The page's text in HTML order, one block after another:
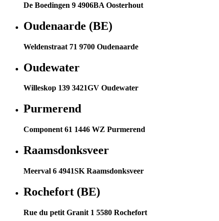
De Boedingen 9 4906BA Oosterhout
Oudenaarde (BE)
Weldenstraat 71 9700 Oudenaarde
Oudewater
Willeskop 139 3421GV Oudewater
Purmerend
Component 61 1446 WZ Purmerend
Raamsdonksveer
Meerval 6 4941SK Raamsdonksveer
Rochefort (BE)
Rue du petit Granit 1 5580 Rochefort